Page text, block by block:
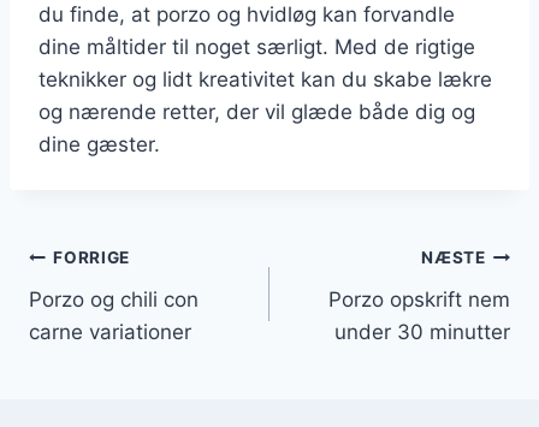
du finde, at porzo og hvidløg kan forvandle
dine måltider til noget særligt. Med de rigtige
teknikker og lidt kreativitet kan du skabe lækre
og nærende retter, der vil glæde både dig og
dine gæster.
Indlægsnavigation
FORRIGE
Porzo og chili con
carne variationer
NÆSTE
Porzo opskrift nem
under 30 minutter